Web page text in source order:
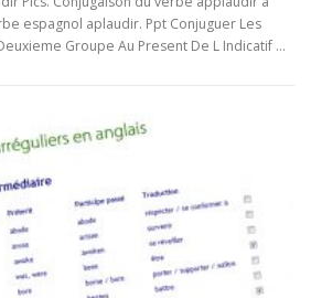
espagnol aplaudir. Ppt Conjuguer Les
Groupe Au Present De L Indicatif …